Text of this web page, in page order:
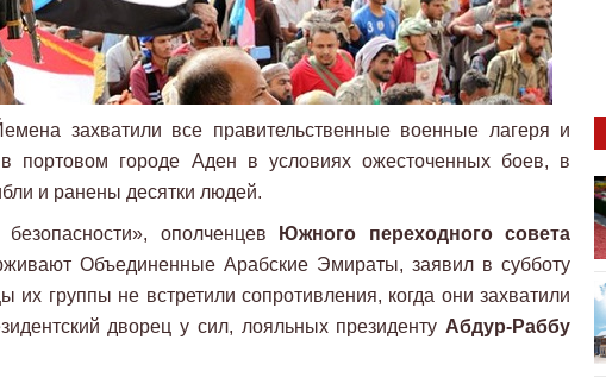
захватили все правительственные военные лагеря и
в портовом городе Аден в условиях ожесточенных боев, в
и ранены десятки людей.
ополченцев
Южного переходного совета
Объединенные Арабские Эмираты, заявил в субботу
их группы не встретили сопротивления, когда они захватили
дворец у сил, лояльных президенту Абдур-Раббу